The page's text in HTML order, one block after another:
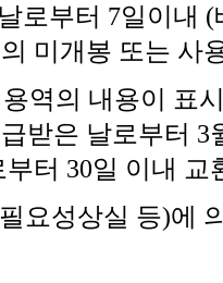
로부터 7일이내
미개봉 또는 사
역의 내용이 표
받은 날로부터 3
터 30일 이내 교
요성상실 등)에